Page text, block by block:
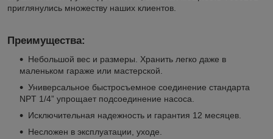
приглянулись множеству наших клиентов.
Преимущества:
Небольшой вес и размеры. Хранить легко даже в
маленьком гараже или мастерской.
Универсальное быстросъемное соединение стандарта
NPT 1/4” упрощает подсоединение насоса.
Исключительная надежность и гарантия 12 месяцев.
Несложен в эксплуатации, уходе.